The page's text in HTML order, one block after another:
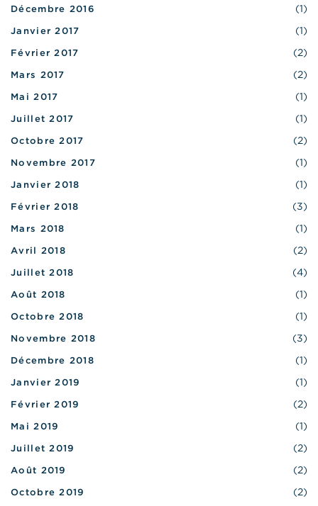
Décembre 2016 (1)
Janvier 2017 (1)
Février 2017 (2)
Mars 2017 (2)
Mai 2017 (1)
Juillet 2017 (1)
Octobre 2017 (2)
Novembre 2017 (1)
Janvier 2018 (1)
Février 2018 (3)
Mars 2018 (1)
Avril 2018 (2)
Juillet 2018 (4)
Août 2018 (1)
Octobre 2018 (1)
Novembre 2018 (3)
Décembre 2018 (1)
Janvier 2019 (1)
Février 2019 (2)
Mai 2019 (1)
Juillet 2019 (2)
Août 2019 (2)
Octobre 2019 (2)